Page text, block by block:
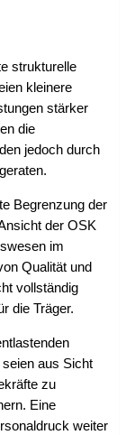
strukturelle
kleinere
stärker
die
jedoch durch
Begrenzung der
der OSK
im
Qualität und
vollständig
die Träger.
aus Sicht
zu
Eine
weiter